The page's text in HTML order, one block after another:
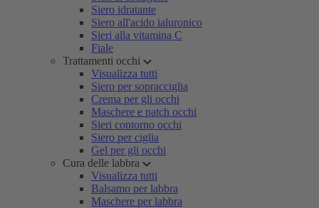
Siero idratante
Siero all'acido ialuronico
Sieri alla vitamina C
Fiale
Trattamenti occhi
Visualizza tutti
Siero per sopracciglia
Crema per gli occhi
Maschere e patch occhi
Sieri contorno occhi
Siero per ciglia
Gel per gli occhi
Cura delle labbra
Visualizza tutti
Balsamo per labbra
Maschere per labbra